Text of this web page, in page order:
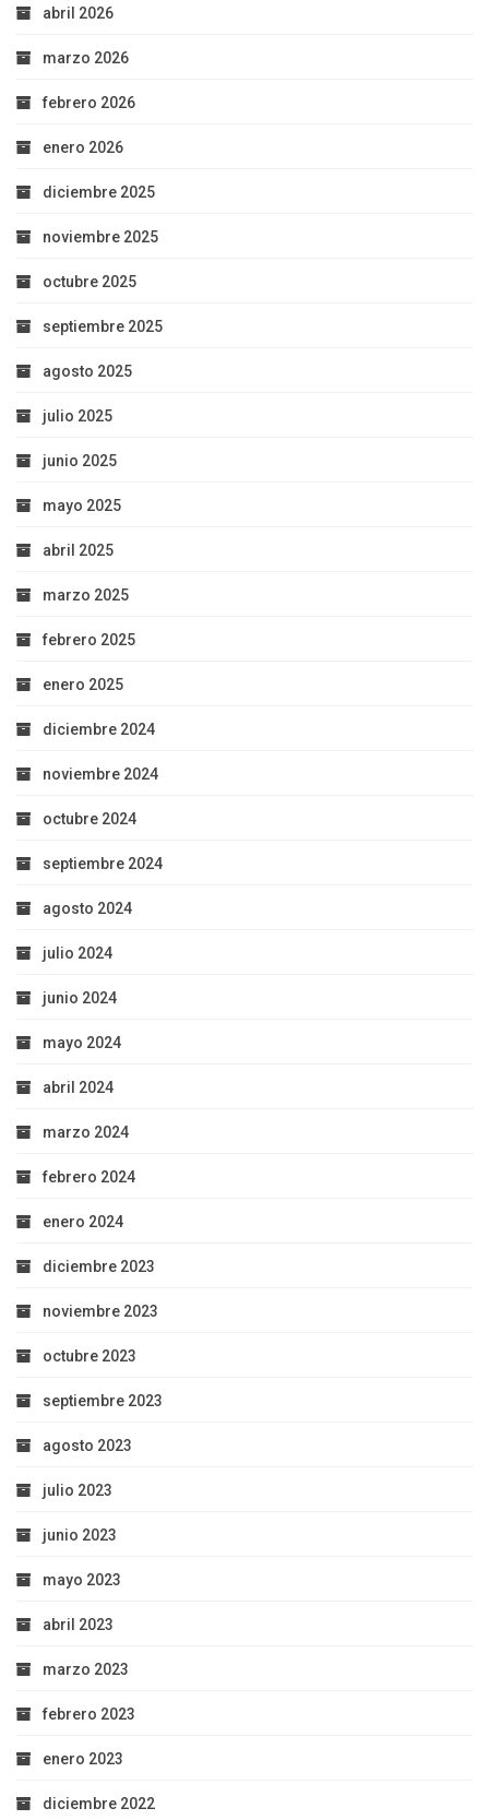
abril 2026
marzo 2026
febrero 2026
enero 2026
diciembre 2025
noviembre 2025
octubre 2025
septiembre 2025
agosto 2025
julio 2025
junio 2025
mayo 2025
abril 2025
marzo 2025
febrero 2025
enero 2025
diciembre 2024
noviembre 2024
octubre 2024
septiembre 2024
agosto 2024
julio 2024
junio 2024
mayo 2024
abril 2024
marzo 2024
febrero 2024
enero 2024
diciembre 2023
noviembre 2023
octubre 2023
septiembre 2023
agosto 2023
julio 2023
junio 2023
mayo 2023
abril 2023
marzo 2023
febrero 2023
enero 2023
diciembre 2022